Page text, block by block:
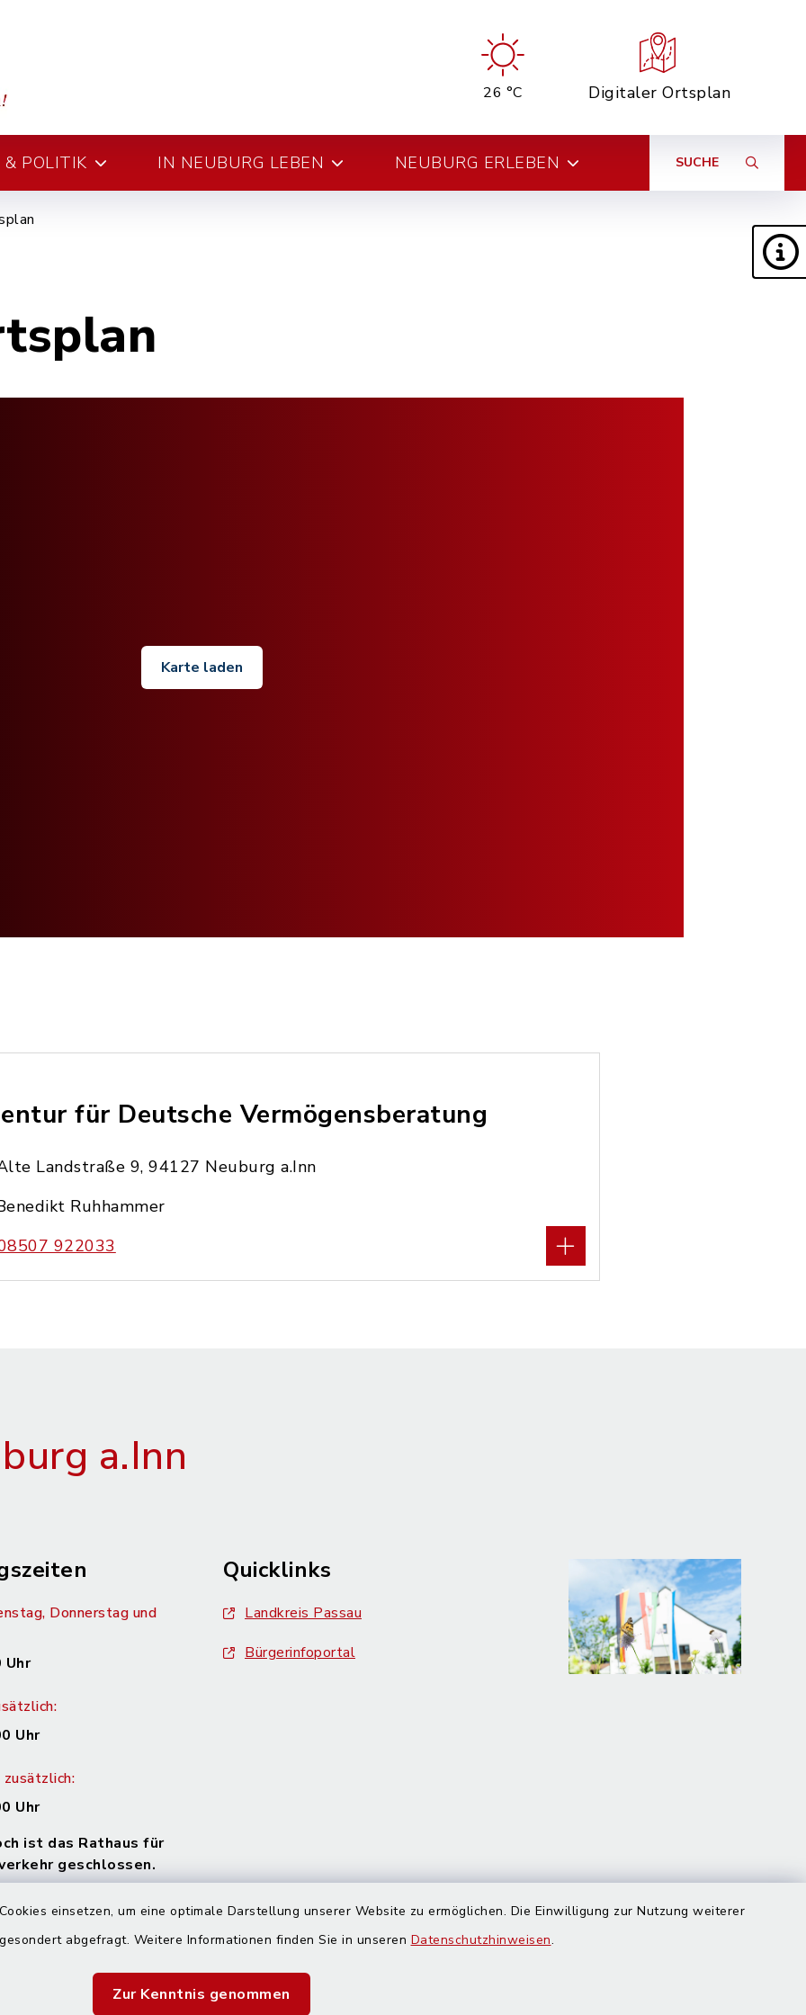
einsetzen, um eine optimale Darstellung unserer Website zu ermöglichen. Die Einwilligung zur Nutzung weiterer
abgefragt. Weitere Informationen finden Sie in unseren Datenschutzhinweisen.
Zur Kenntnis genommen
26 °C Digitaler Ortsplan
& POLITIK IN NEUBURG LEBEN NEUBURG ERLEBEN SUCHE
Karte laden
für Deutsche Vermögensberatung
Landstraße 9, 94127 Neuburg a.Inn
Ruhhammer
922033
a.Inn
Donnerstag und
Uhr
Uhr
Uhr
ist das Rathaus für
geschlossen.
Sie einen Termin!
Quicklinks
Landkreis Passau
Bürgerinfoportal